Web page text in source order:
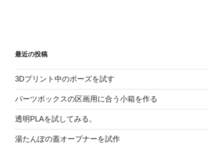
最近の投稿
3Dプリント中のポーズを試す
パーツボックスの区画用に合う小箱を作る
透明PLAを試してみる。
湯たんぽの蓋オープナーを試作